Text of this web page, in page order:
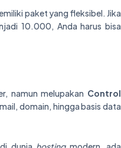
paket yang fleksibel. Jika
10.000, Anda harus bisa
namun melupakan Control
domain, hingga basis data